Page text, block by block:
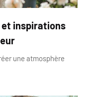
et inspirations
une atmosphère